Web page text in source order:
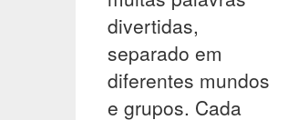
divertidas,
separado em
diferentes mundos
e grupos. Cada